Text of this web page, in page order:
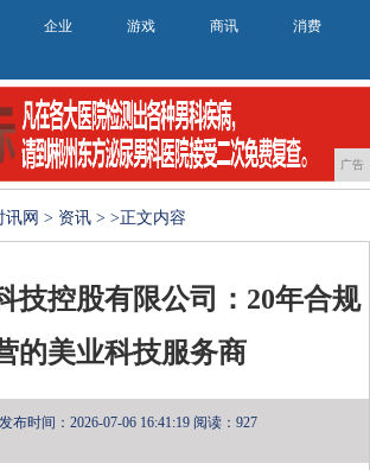
企业 游戏 商讯 消费
广告
讯网 > 资讯 > >正文内容
技控股有限公司：20年合规
的美业科技服务商
发布时间：2026-07-06 16:41:19 阅读：927